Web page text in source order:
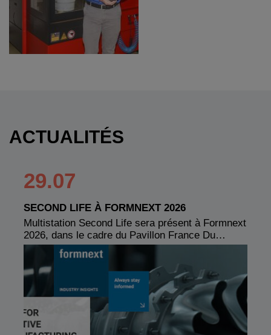
ACTUALITÉS
29.07
SECOND LIFE À FORMNEXT 2026
Multistation Second Life sera présent à Formnext
2026, dans le cadre du Pavillon France Du…